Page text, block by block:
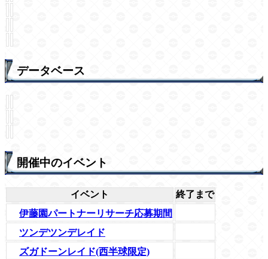
データベース
開催中のイベント
イベント
終了まで
伊藤園パートナーリサーチ応募期間
ツンデツンデレイド
ズガドーンレイド(西半球限定)